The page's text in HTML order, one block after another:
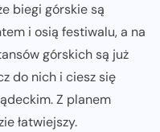
biegi górskie są
i osią festiwalu, a na
górskich są już
do nich i ciesz się
Z planem
łatwiejszy.